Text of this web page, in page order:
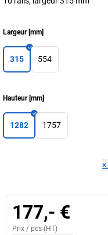
Largeur[mm]
315 554
Hauteur[mm]
1282 1757
×
177,- €
Prix / pcs (HT)